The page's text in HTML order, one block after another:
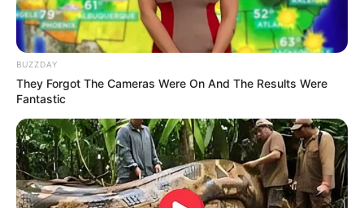
BUZZDAY
They Forgot The Cameras Were On And The Results Were
Fantastic